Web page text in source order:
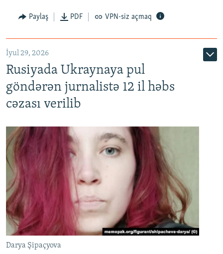
Paylaş PDF VPN-siz açmaq
İyul 29, 2026
Rusiyada Ukraynaya pul
göndərən jurnalistə 12 il həbs
cəzası verilib
Darya Şipaçyova